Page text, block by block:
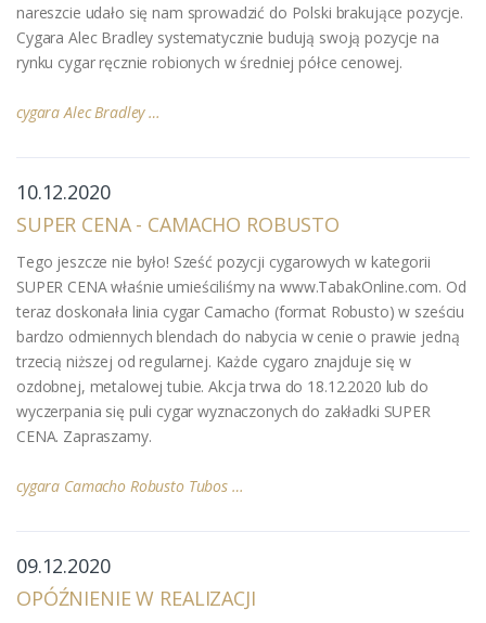
nareszcie udało się nam sprowadzić do Polski brakujące pozycje.
Cygara Alec Bradley systematycznie budują swoją pozycje na
rynku cygar ręcznie robionych w średniej półce cenowej.
cygara Alec Bradley …
10.12.2020
SUPER CENA - CAMACHO ROBUSTO
Tego jeszcze nie było! Sześć pozycji cygarowych w kategorii
SUPER CENA właśnie umieściliśmy na www.TabakOnline.com. Od
teraz doskonała linia cygar Camacho (format Robusto) w sześciu
bardzo odmiennych blendach do nabycia w cenie o prawie jedną
trzecią niższej od regularnej. Każde cygaro znajduje się w
ozdobnej, metalowej tubie. Akcja trwa do 18.12.2020 lub do
wyczerpania się puli cygar wyznaczonych do zakładki SUPER
CENA. Zapraszamy.
cygara Camacho Robusto Tubos …
09.12.2020
OPÓŹNIENIE W REALIZACJI